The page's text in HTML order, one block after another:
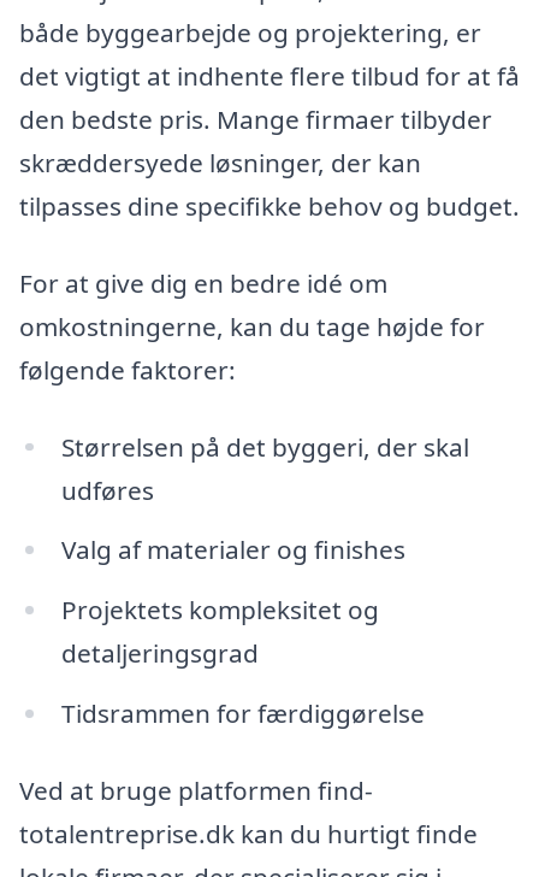
både byggearbejde og projektering, er
det vigtigt at indhente flere tilbud for at få
den bedste pris. Mange firmaer tilbyder
skræddersyede løsninger, der kan
tilpasses dine specifikke behov og budget.
For at give dig en bedre idé om
omkostningerne, kan du tage højde for
følgende faktorer:
Størrelsen på det byggeri, der skal
udføres
Valg af materialer og finishes
Projektets kompleksitet og
detaljeringsgrad
Tidsrammen for færdiggørelse
Ved at bruge platformen find-
totalentreprise.dk kan du hurtigt finde